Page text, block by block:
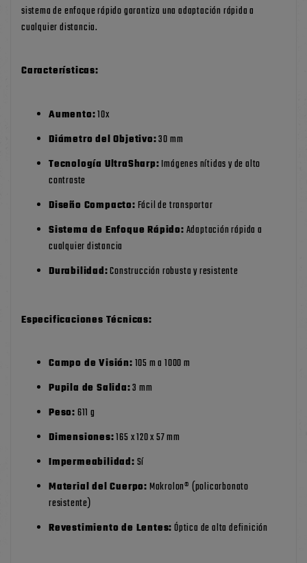
sistema de enfoque rápido garantiza una adaptación rápida a
cualquier distancia.
Características:
Aumento:10x
Diámetro del Objetivo:30 mm
Tecnología UltraSharp:Imágenes nítidas y de alto
contraste
Diseño Compacto: Fácil de transportar
Sistema de Enfoque Rápido:Adaptación rápida a
cualquier distancia
Durabilidad:Construcción robusta y resistente
Especificaciones Técnicas:
Campo de Visión:105 m a 1000 m
Pupila de Salida:3 mm
Peso:611 g
Dimensiones:165 x 120 x 57 mm
Impermeabilidad:Sí
Material del Cuerpo: Makrolon® (policarbonato
resistente)
Revestimiento de Lentes:Óptica de alta definición